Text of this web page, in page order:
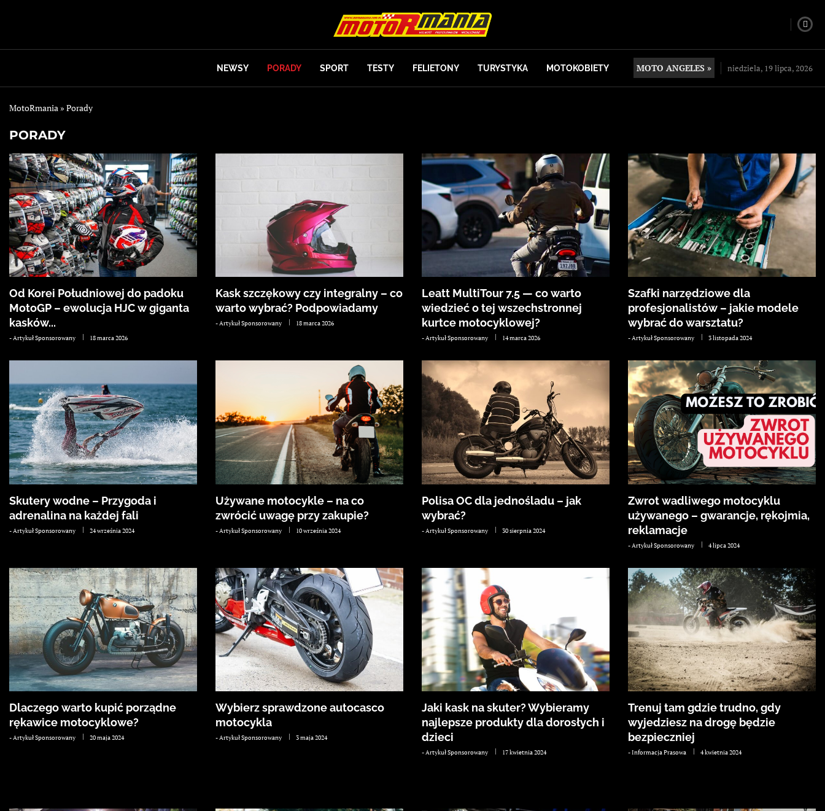
NEWSY PORADY SPORT TESTY FELIETONY TURYSTYKA MOTOKOBIETY MOTO ANGELES » niedziela, 19 lipca, 2026
MotoRmania » Porady
PORADY
Od Korei Południowej do padoku
MotoGP – ewolucja HJC w giganta
kasków...
-Artykuł Sponsorowany 18 marca 2026
Kask szczękowy czy integralny – co
warto wybrać? Podpowiadamy
-Artykuł Sponsorowany 18 marca 2026
Leatt MultiTour 7.5 — co warto
wiedzieć o tej wszechstronnej
kurtce motocyklowej?
-Artykuł Sponsorowany 14 marca 2026
Szafki narzędziowe dla
profesjonalistów – jakie modele
wybrać do warsztatu?
-Artykuł Sponsorowany 3 listopada 2024
Skutery wodne – Przygoda i
adrenalina na każdej fali
- Artykuł Sponsorowany 24 września 2024
Używane motocykle – na co
zwrócić uwagę przy zakupie?
- Artykuł Sponsorowany 10 września 2024
Polisa OC dla jednośladu – jak
wybrać?
- Artykuł Sponsorowany 30 sierpnia 2024
Zwrot wadliwego motocyklu
używanego – gwarancje, rękojmia,
reklamacje
- Artykuł Sponsorowany 4 lipca 2024
Dlaczego warto kupić porządne
rękawice motocyklowe?
-Artykuł Sponsorowany 20 maja 2024
Wybierz sprawdzone autocasco
motocykla
-Artykuł Sponsorowany 3 maja 2024
Jaki kask na skuter? Wybieramy
najlepsze produkty dla dorosłych i
dzieci
-Artykuł Sponsorowany 17 kwietnia 2024
Trenuj tam gdzie trudno, gdy
wyjedziesz na drogę będzie
bezpieczniej
-Informacja Prasowa 4 kwietnia 2024